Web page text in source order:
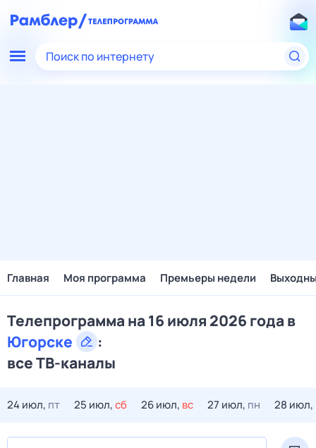
Поиск по интернету
Главная Моя программа Премьеры недели
Телепрограмма на 16 июля 2026 года в
Югорске
:
все ТВ-каналы
24 июл, пт 25 июл,сб 26 июл, вс 27 июл, пн 28 июл,